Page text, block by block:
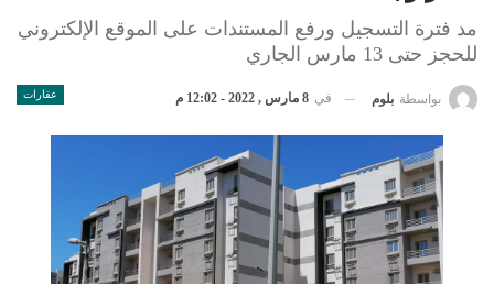
مد فترة التسجيل ورفع المستندات على الموقع الإلكتروني
للحجز حتى 13 مارس الجاري
عقارات بواسطة بلوم في 8 مارس , 2022 - 12:02 م